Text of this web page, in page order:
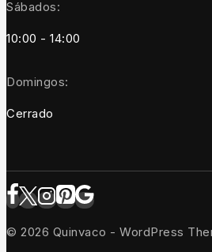
Sábados:
10:00 - 14:00
Domingos:
Cerrado
© 2026 Quinvaco - WordPress